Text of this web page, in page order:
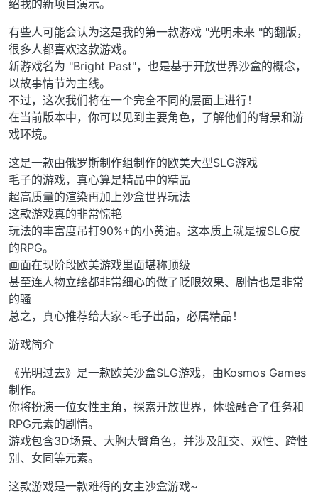
绍我的新项目演示。
有些人可能会认为这是我的第一款游戏 "光明未来 "的翻版，
很多人都喜欢这款游戏。
新游戏名为 "Bright Past"，也是基于开放世界沙盒的概念，
以故事情节为主线。
不过，这次我们将在一个完全不同的层面上进行！
在当前版本中，你可以见到主要角色，了解他们的背景和游
戏环境。
这是一款由俄罗斯制作组制作的欧美大型SLG游戏
毛子的游戏，真心算是精品中的精品
超高质量的渲染再加上沙盒世界玩法
这款游戏真的非常惊艳
玩法的丰富度吊打90%+的小黄油。这本质上就是披SLG皮
的RPG。
画面在现阶段欧美游戏里面堪称顶级
甚至连人物立绘都非常细心的做了眨眼效果、剧情也是非常
的骚
总之，真心推荐给大家~毛子出品，必属精品！
游戏简介
《光明过去》是一款欧美沙盒SLG游戏，由Kosmos Games
制作。
你将扮演一位女性主角，探索开放世界，体验融合了任务和
RPG元素的剧情。
游戏包含3D场景、大胸大臀角色，并涉及肛交、双性、跨性
别、女同等元素。
这款游戏是一款难得的女主沙盒游戏~